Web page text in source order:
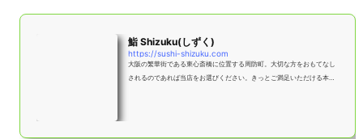
鮨 Shizuku(しずく)
https://sushi-shizuku.com
大阪の繁華街である東心斎橋に位置する周防町。大切な方をおもてなし
されるのであれば当店をお選びください。きっとご満足いただける本格